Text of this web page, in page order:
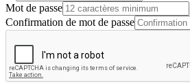
Mot de passe
Confirmation de mot de passe